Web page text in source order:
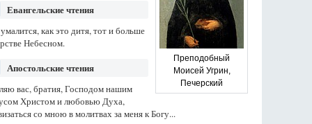
Преподобный
Моисей Угрин,
Печерский
Евангельские чтения
как это дитя, тот и больше
Небесном.
Апостольские чтения
вас, братия, Господом нашим
Христом и любовью Духа,
со мною в молитвах за меня к Богу...